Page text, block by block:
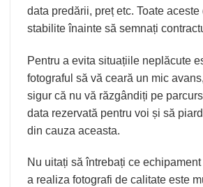
data predării, preț etc. Toate aceste
stabilite înainte să semnați
Pentru a evita situațiile neplăcute
fotograful să vă ceară un mic
sigur că nu vă răzgândiți pe
data rezervată pentru voi și să
din cauza aceasta.
Nu uitați să întrebați ce
a realiza fotografi de calitate este